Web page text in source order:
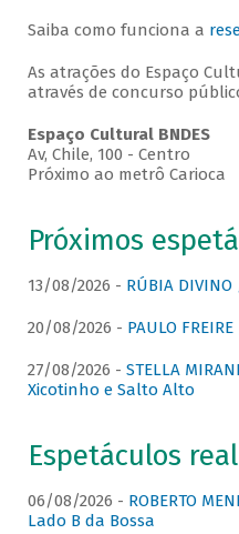
Saiba como funciona a
As atrações do Espaço
através de concurso
Espaço Cultural BNDES
Av, Chile, 100 - Centro
Próximo ao metrô Carioca
Próximos
13/08/2026 - RÚBIA
20/08/2026 - PAULO
27/08/2026 - STELLA
Xicotinho e Salto Alto
Espetáculos
06/08/2026 - ROBERTO
Lado B da Bossa